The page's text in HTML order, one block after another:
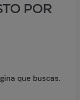
POR
que buscas.